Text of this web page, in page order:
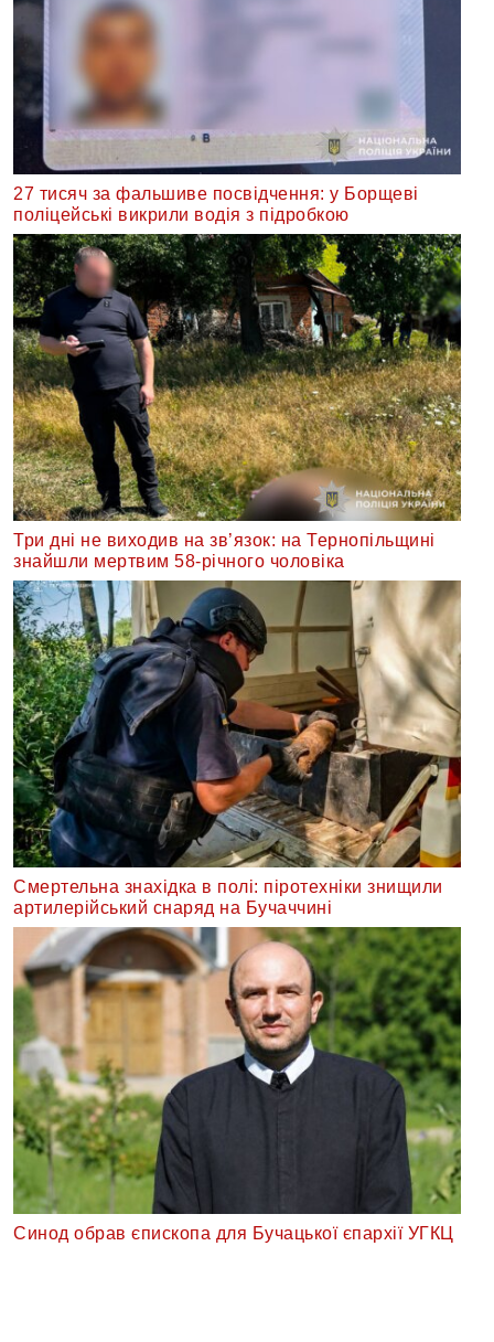
27 тисяч за фальшиве посвідчення: у Борщеві
поліцейські викрили водія з підробкою
Три дні не виходив на зв’язок: на Тернопільщині
знайшли мертвим 58-річного чоловіка
Смертельна знахідка в полі: піротехніки знищили
артилерійський снаряд на Бучаччині
Синод обрав єпископа для Бучацької єпархії УГКЦ